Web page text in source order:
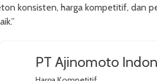
konsisten, harga kompetitif, dan
PT Ajinomoto